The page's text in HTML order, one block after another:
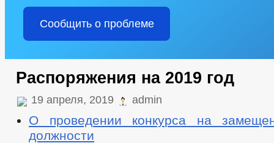
Сообщить о проблеме
Распоряжения на 2019 год
19 апреля, 2019 admin
О проведении конкурса на
должности